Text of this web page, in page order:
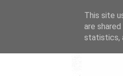
This site
are
statistics,